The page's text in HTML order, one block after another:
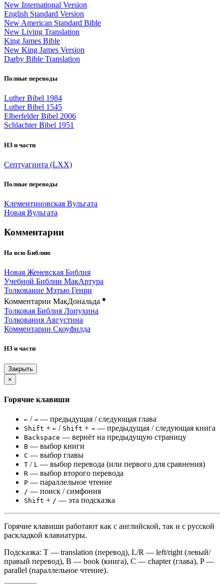
New International Version
English Standard Version
New American Standard Bible
New Living Translation
King James Bible
New King James Version
Darby Bible Translation
Полные переводы
Luther Bibel 1984
Luther Bibel 1545
Elberfelder Bibel 2006
Schlachter Bibel 1951
НЗ и части
Септуагинта (LXX)
Полные переводы
Клементиновская Вульгата
Новая Вульгата
Комментарии
На всю Библию
Новая Женевская Библия
Учебной Библии МакАртура
Толкование Мэтью Генри
Комментарии МакДональда ●
Толковая Библия Лопухина
Толкования Августина
Комментарии Скоуфилда
НЗ и части
Закрыть
×
Горячие клавиши
← / → — предыдущая / следующая глава
Shift + ← / Shift + → — предыдущая / следующая книга
Backspace — вернёт на предыдущую страницу
B — выбор книги
C — выбор главы
T / L — выбор перевода (или первого для сравнения)
R — выбор второго перевода
P — параллельное чтение
/ — поиск / симфония
Shift + / — эта подсказка
Горячие клавиши работают как с английской, так и с русской
раскладкой клавиатуры.
Подсказка: T — translation (перевод), L/R — left/right (левый/
правый перевод), B — book (книга), C — chapter (глава), P —
parallel (параллельное чтение).